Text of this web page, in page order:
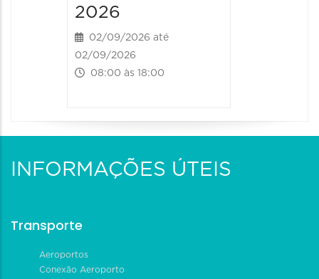
2026
02/09/2026 até
02/09/2026
08:00 às 18:00
INFORMAÇÕES ÚTEIS
Transporte
Aeroportos
Conexão Aeroporto